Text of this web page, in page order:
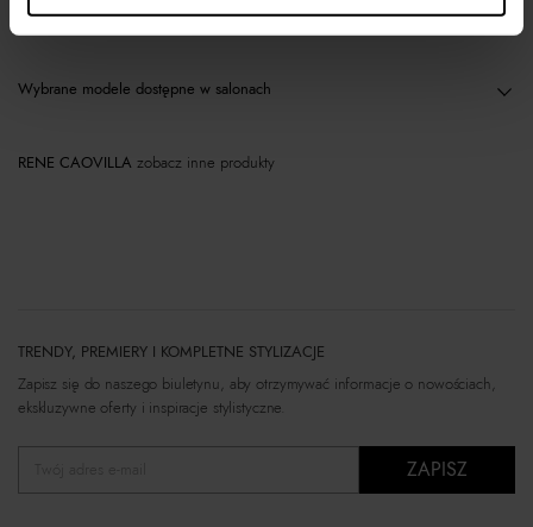
Materiał
Wybrane modele dostępne w salonach
RENE CAOVILLA zobacz inne produkty
TRENDY, PREMIERY I KOMPLETNE STYLIZACJE
Zapisz się do naszego biuletynu, aby otrzymywać informacje o nowościach,
ekskluzywne oferty i inspiracje stylistyczne.
ZAPISZ